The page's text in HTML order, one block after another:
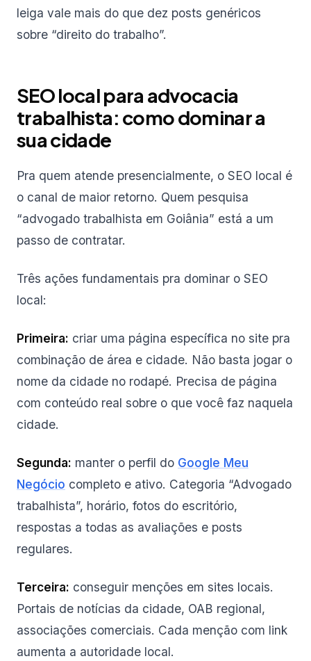
leiga vale mais do que dez posts genéricos
sobre “direito do trabalho”.
SEO local para advocacia
trabalhista: como dominar a
sua cidade
Pra quem atende presencialmente, o SEO local é
o canal de maior retorno. Quem pesquisa
“advogado trabalhista em Goiânia” está a um
passo de contratar.
Três ações fundamentais pra dominar o SEO
local:
Primeira: criar uma página específica no site pra
combinação de área e cidade. Não basta jogar o
nome da cidade no rodapé. Precisa de página
com conteúdo real sobre o que você faz naquela
cidade.
Segunda: manter o perfil do Google Meu
Negócio completo e ativo. Categoria “Advogado
trabalhista”, horário, fotos do escritório,
respostas a todas as avaliações e posts
regulares.
Terceira: conseguir menções em sites locais.
Portais de notícias da cidade, OAB regional,
associações comerciais. Cada menção com link
aumenta a autoridade local.